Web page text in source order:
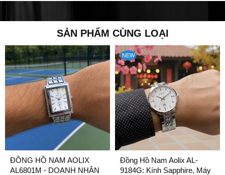
SẢN PHẨM CÙNG LOẠI
ĐỒNG HỒ NAM AOLIX
AL6801M - DOANH NHÂN
NEW
Đồng Hồ Nam Aolix AL-
9184G: Kính Sapphire, Máy